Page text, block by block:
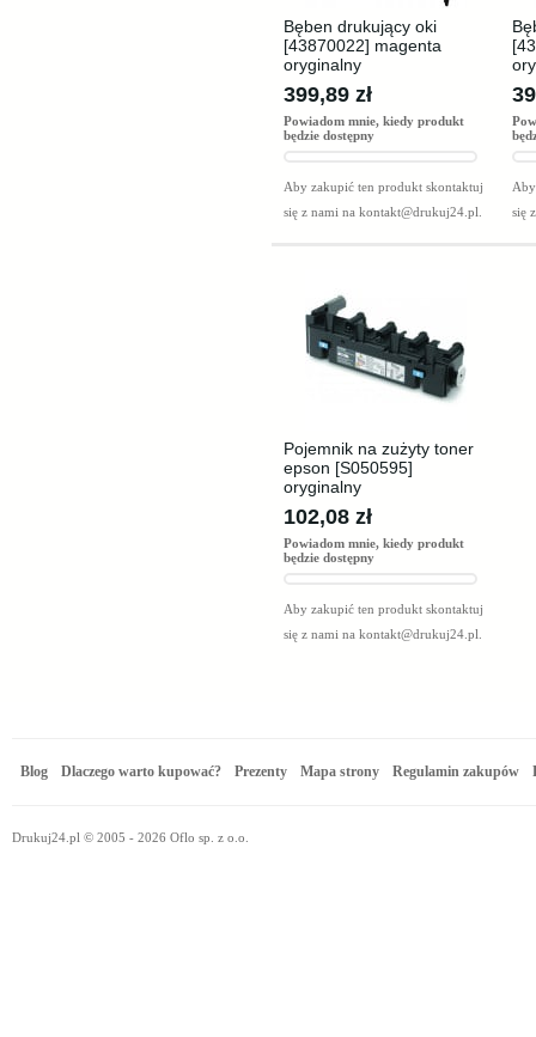
Bęben drukujący oki
[43870022] magenta
oryginalny
399,89 zł
Powiadom mnie, kiedy produkt
będzie dostępny
Aby zakupić ten produkt skontaktuj
się z nami na kontakt@drukuj24.pl
się
Pojemnik na zużyty toner
epson [S050595]
oryginalny
102,08 zł
Powiadom mnie, kiedy produkt
będzie dostępny
Aby zakupić ten produkt skontaktuj
się z nami na kontakt@drukuj24.pl
Blog Dlaczego warto kupować? Prezenty Mapa strony Regulamin zakupów
Drukuj24.pl © 2005 - 2026 Oflo sp. z o.o.